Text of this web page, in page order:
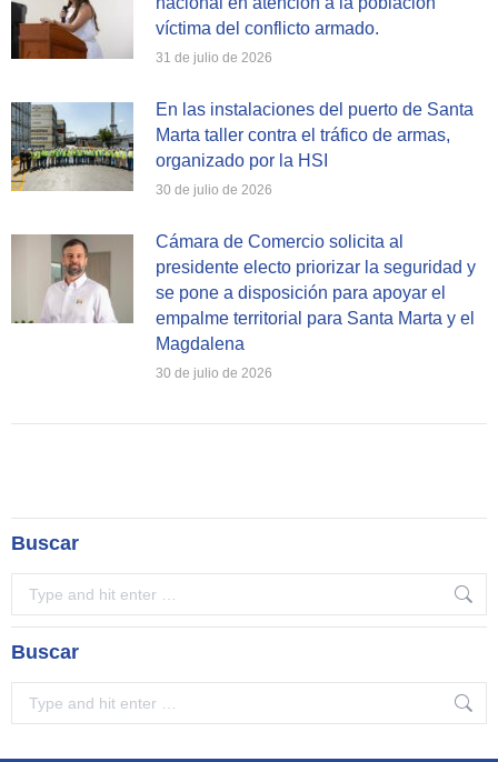
víctima del conflicto armado.
31 de julio de 2026
En las instalaciones del puerto de Santa
Marta taller contra el tráfico de armas,
organizado por la HSI
30 de julio de 2026
Cámara de Comercio solicita al
presidente electo priorizar la seguridad y
se pone a disposición para apoyar el
empalme territorial para Santa Marta y el
Magdalena
30 de julio de 2026
Buscar
Buscar